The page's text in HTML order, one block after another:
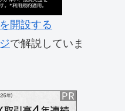
開設する
で解説していま